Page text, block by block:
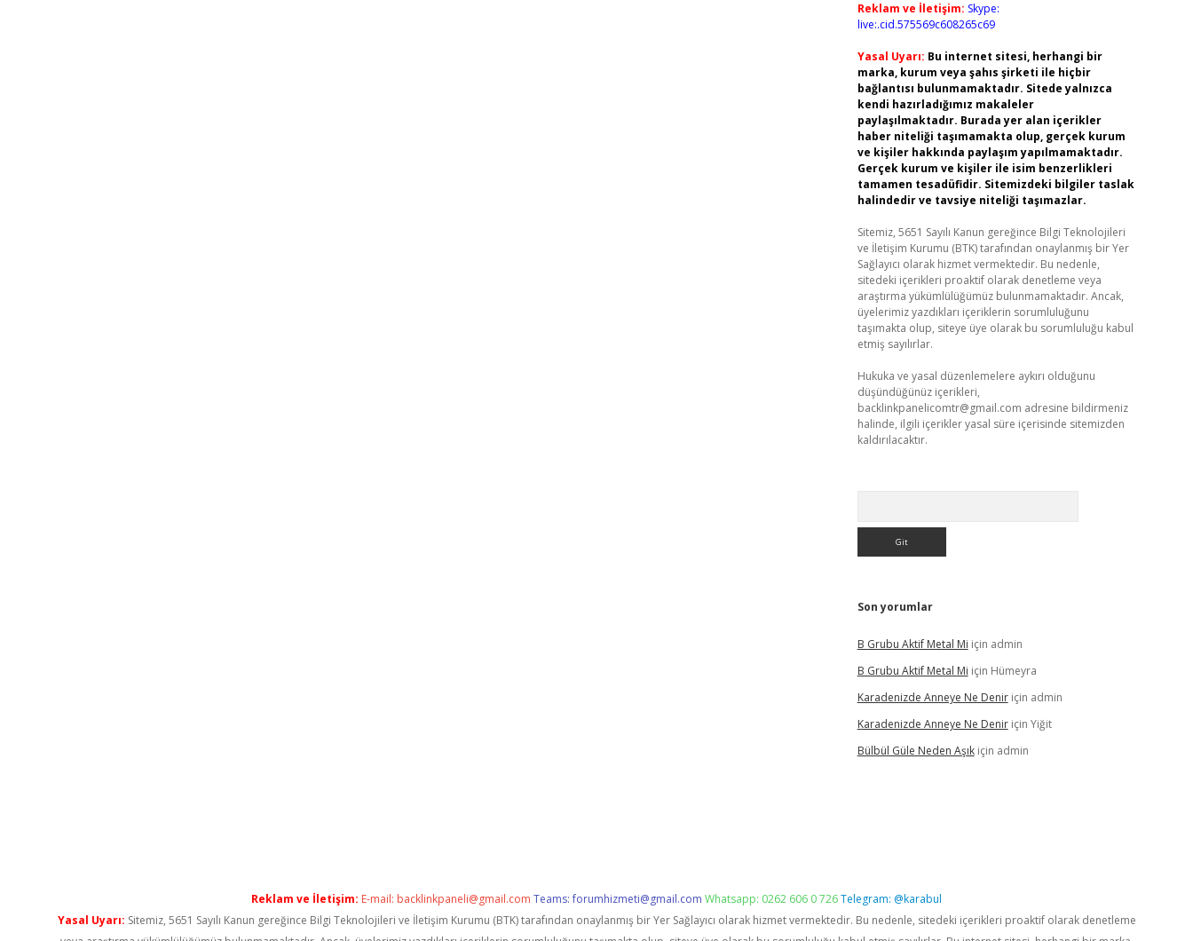
Reklam ve İletişim: Skype:
live:.cid.575569c608265c69
Yasal Uyarı: Bu internet sitesi, herhangi bir
marka, kurum veya şahıs şirketi ile hiçbir
bağlantısı bulunmamaktadır. Sitede yalnızca
kendi hazırladığımız makaleler
paylaşılmaktadır. Burada yer alan içerikler
haber niteliği taşımamakta olup, gerçek kurum
ve kişiler hakkında paylaşım yapılmamaktadır.
Gerçek kurum ve kişiler ile isim benzerlikleri
tamamen tesadüfidir. Sitemizdeki bilgiler taslak
halindedir ve tavsiye niteliği taşımazlar.
Sitemiz, 5651 Sayılı Kanun gereğince Bilgi Teknolojileri
ve İletişim Kurumu (BTK) tarafından onaylanmış bir Yer
Sağlayıcı olarak hizmet vermektedir. Bu nedenle,
sitedeki içerikleri proaktif olarak denetleme veya
araştırma yükümlülüğümüz bulunmamaktadır. Ancak,
üyelerimiz yazdıkları içeriklerin sorumluluğunu
taşımakta olup, siteye üye olarak bu sorumluluğu kabul
etmiş sayılırlar.
Hukuka ve yasal düzenlemelere aykırı olduğunu
düşündüğünüz içerikleri,
backlinkpanelicomtr@gmail.com adresine bildirmeniz
halinde, ilgili içerikler yasal süre içerisinde sitemizden
kaldırılacaktır.
Son yorumlar
B Grubu Aktif Metal Mi için admin
B Grubu Aktif Metal Mi için Hümeyra
Karadenizde Anneye Ne Deniriçin admin
Karadenizde Anneye Ne Deniriçin Yiğit
Bülbül Güle Neden Aşıkiçin admin
Reklam ve İletişim: E-mail: backlinkpaneli@gmail.com Teams:forumhizmeti@gmail.com Whatsapp: 0262 606 0 726Telegram: @karabul
Yasal Uyarı: Sitemiz, 5651 Sayılı Kanun gereğince Bilgi Teknolojileri ve İletişim Kurumu (BTK) tarafından onaylanmış bir Yer Sağlayıcı olarak hizmet vermektedir. Bu nedenle, sitedeki içerikleri proaktif olarak denetleme